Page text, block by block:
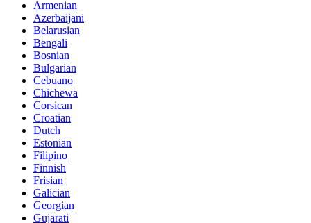
Armenian
Azerbaijani
Belarusian
Bengali
Bosnian
Bulgarian
Cebuano
Chichewa
Corsican
Croatian
Dutch
Estonian
Filipino
Finnish
Frisian
Galician
Georgian
Gujarati